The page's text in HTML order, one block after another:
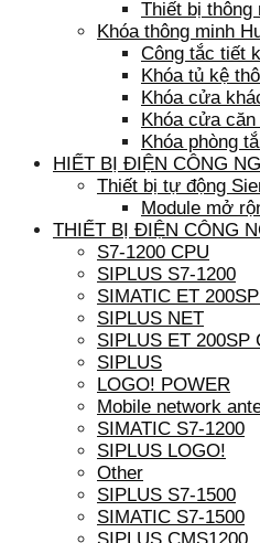
Thiết bị thông
Khóa thông minh
Công tắc tiết
Khóa tủ kệ
Khóa cửa
Khóa cửa
Khóa phòng
HIẾT BỊ ĐIỆN CÔNG
Thiết bị tự động
Module mở
THIẾT BỊ ĐIỆN CÔNG
S7-1200 CPU
SIPLUS S7-1200
SIMATIC ET
SIPLUS NET
SIPLUS ET 200SP
SIPLUS
LOGO! POWER
Mobile network
SIMATIC S7-1200
SIPLUS LOGO!
Other
SIPLUS S7-1500
SIMATIC S7-1500